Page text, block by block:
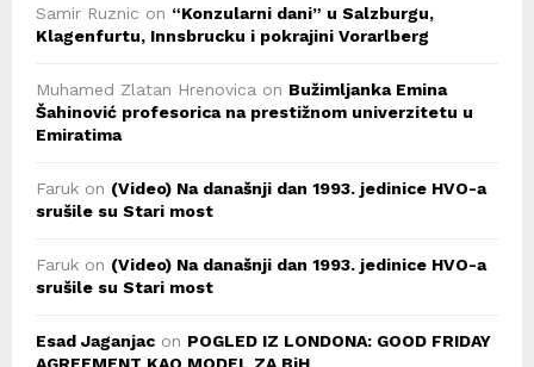
Samir Ruznic on “Konzularni dani” u Salzburgu,
Klagenfurtu, Innsbrucku i pokrajini Vorarlberg
Muhamed Zlatan Hrenovica on Bužimljanka Emina
Šahinović profesorica na prestižnom univerzitetu u
Emiratima
Faruk on (Video) Na današnji dan 1993. jedinice HVO-a
srušile su Stari most
Faruk on (Video) Na današnji dan 1993. jedinice HVO-a
srušile su Stari most
Esad Jaganjac on POGLED IZ LONDONA: GOOD FRIDAY